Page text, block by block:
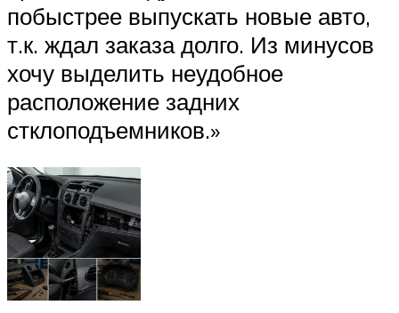
побыстрее выпускать новые авто,
т.к. ждал заказа долго. Из минусов
хочу выделить неудобное
расположение задних
стклоподъемников.»